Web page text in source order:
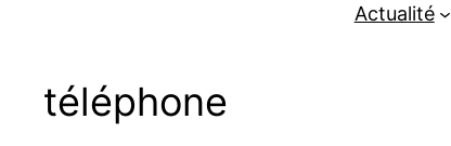
Actualité
téléphone